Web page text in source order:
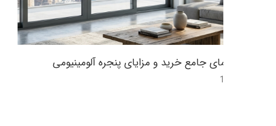
راهنمای جامع خرید و مزایای پنجره آلومینیومی
12:47